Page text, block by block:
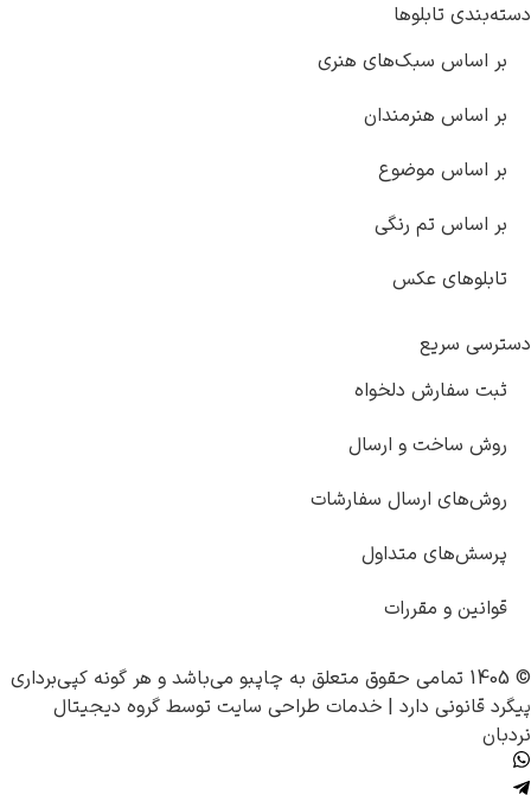
دسته‌بندی تابلوها
بر اساس سبک‌های هنری
بر اساس هنرمندان
بر اساس موضوع
بر اساس تم رنگی
تابلوهای عکس
دسترسی سریع
ثبت سفارش دلخواه
روش ساخت و ارسال
روش‌های ارسال سفارشات
پرسش‌های متداول
قوانین و مقررات
© 1405 تمامی حقوق متعلق به چاپبو می‌باشد و هر گونه کپی‌برداری
پیگرد قانونی دارد | خدمات طراحی سایت توسط گروه دیجیتال
نردبان